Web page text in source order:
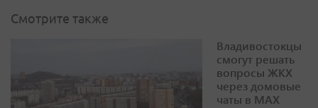
Смотрите также
Владивостокцы
смогут решать
вопросы ЖКХ
через домовые
чаты в МАХ